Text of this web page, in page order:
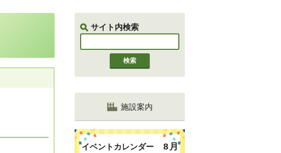
サイト内検索
施設案内
イベントカレンダー 8 月